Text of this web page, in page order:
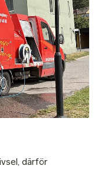
därför